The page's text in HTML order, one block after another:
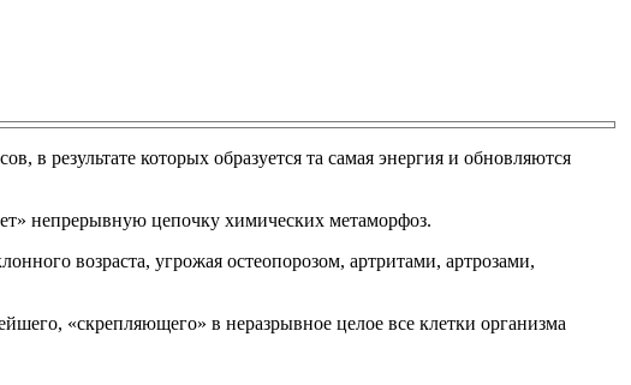
в результате которых образуется та самая энергия и обновляются
непрерывную цепочку химических метаморфоз.
возраста, угрожая остеопорозом, артритами, артрозами,
«скрепляющего» в неразрывное целое все клетки организма